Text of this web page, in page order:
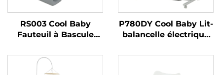
RS003 Cool Baby
Fauteuil à Bascule
pour Bébé Garçons et
Filles avec Bluetooth
P780DY Cool Baby Lit-
balancelle électrique
bébé avec 5 vitesses